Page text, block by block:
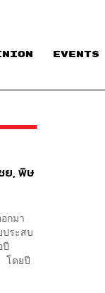
EVENTS
ย, พิษ
กมา
ประสบ
ปี
โดยปี